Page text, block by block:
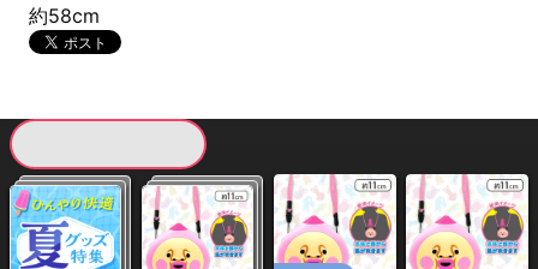
約58cm